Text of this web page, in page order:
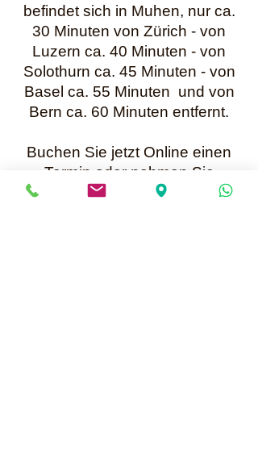
befindet sich in Muhen, nur ca.
30 Minuten von Zürich - von
Luzern ca. 40 Minuten - von
Solothurn ca. 45 Minuten - von
Basel ca. 55 Minuten und von
Bern ca. 60 Minuten entfernt.
Buchen Sie jetzt Online einen
Termin oder nehmen Sie
per WhatsApp +41 79 699 25 52